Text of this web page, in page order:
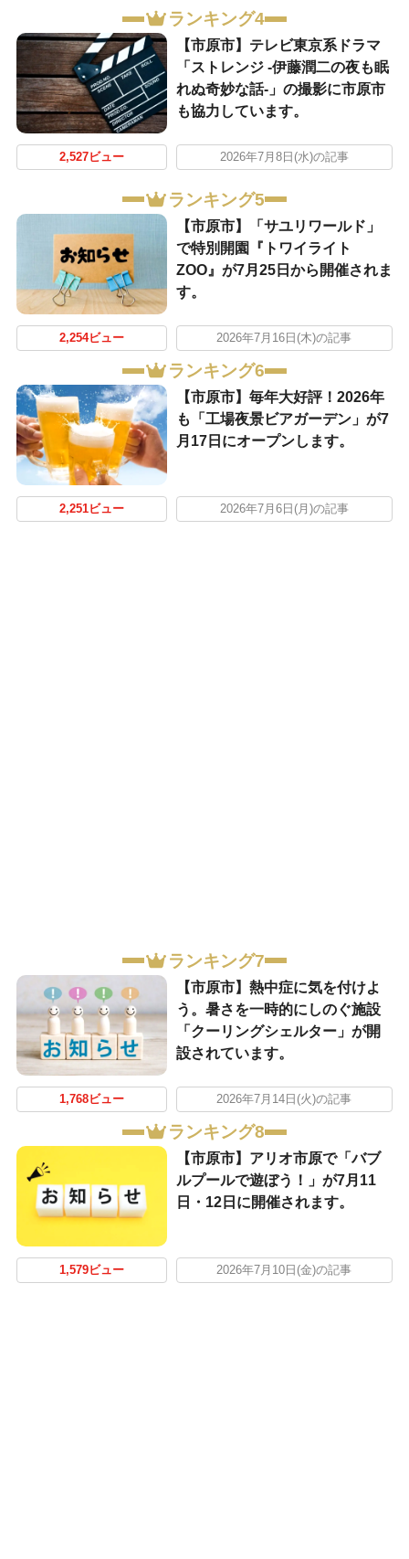
ランキング4
【市原市】テレビ東京系ドラマ
「ストレンジ -伊藤潤二の夜も眠
れぬ奇妙な話-」の撮影に市原市
も協力しています。
2,527ビュー 2026年7月8日(水)の記事
ランキング5
【市原市】「サユリワールド」
で特別開園『トワイライト
ZOO』が7月25日から開催されま
す。
2,254ビュー 2026年7月16日(木)の記事
ランキング6
【市原市】毎年大好評！2026年
も「工場夜景ビアガーデン」が7
月17日にオープンします。
2,251ビュー 2026年7月6日(月)の記事
ランキング7
【市原市】熱中症に気を付けよ
う。暑さを一時的にしのぐ施設
「クーリングシェルター」が開
設されています。
1,768ビュー 2026年7月14日(火)の記事
ランキング8
【市原市】アリオ市原で「バブ
ルプールで遊ぼう！」が7月11
日・12日に開催されます。
1,579ビュー 2026年7月10日(金)の記事